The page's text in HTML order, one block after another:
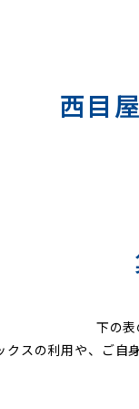
西目
下の表
クスの利用や、ご自